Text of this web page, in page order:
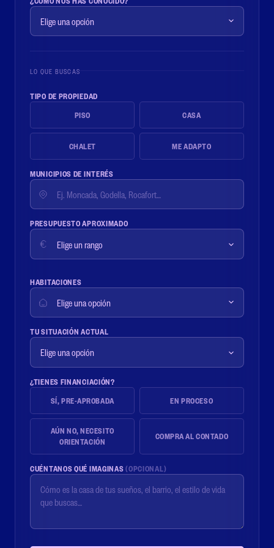
LO QUE BUSCAS
TIPO DE PROPIEDAD
PISO
CASA
CHALET ME ADAPTO
MUNICIPIOS DE INTERÉS
PRESUPUESTO APROXIMADO
HABITACIONES
TU SITUACIÓN ACTUAL
¿TIENES FINANCIACIÓN?
SÍ, PRE-APROBADA
EN PROCESO
AÚN NO, NECESITO
ORIENTACIÓN
COMPRA AL CONTADO
CUÉNTANOS QUÉ IMAGINAS(OPCIONAL)